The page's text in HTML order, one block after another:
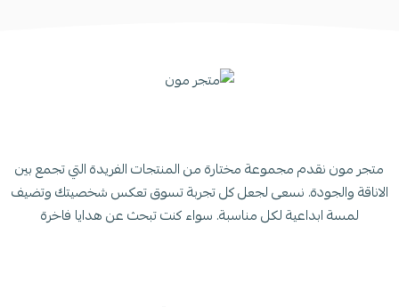
متجر مون نقدم مجموعة مختارة من المنتجات الفريدة التي تجمع بين
الاناقة والجودة. نسعى لجعل كل تجربة تسوق تعكس شخصيتك وتضيف
لمسة ابداعية لكل مناسبة. سواء كنت تبحث عن هدايا فاخرة